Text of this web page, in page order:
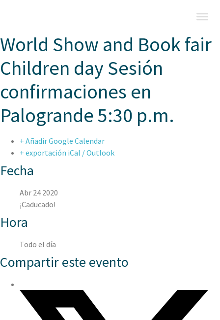
World Show and Book fair
Children day Sesión
confirmaciones en
Palogrande 5:30 p.m.
+ Añadir Google Calendar
+ exportación iCal / Outlook
Fecha
Abr 24 2020
¡Caducado!
Hora
Todo el día
Compartir este evento